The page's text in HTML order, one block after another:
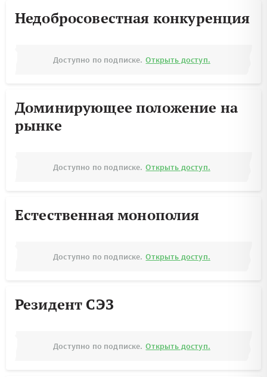
Недобросовестная конкуренция
Доступно по подписке. Открыть доступ.
Доминирующее положение на
рынке
Доступно по подписке. Открыть доступ.
Естественная монополия
Доступно по подписке. Открыть доступ.
Резидент СЭЗ
Доступно по подписке. Открыть доступ.